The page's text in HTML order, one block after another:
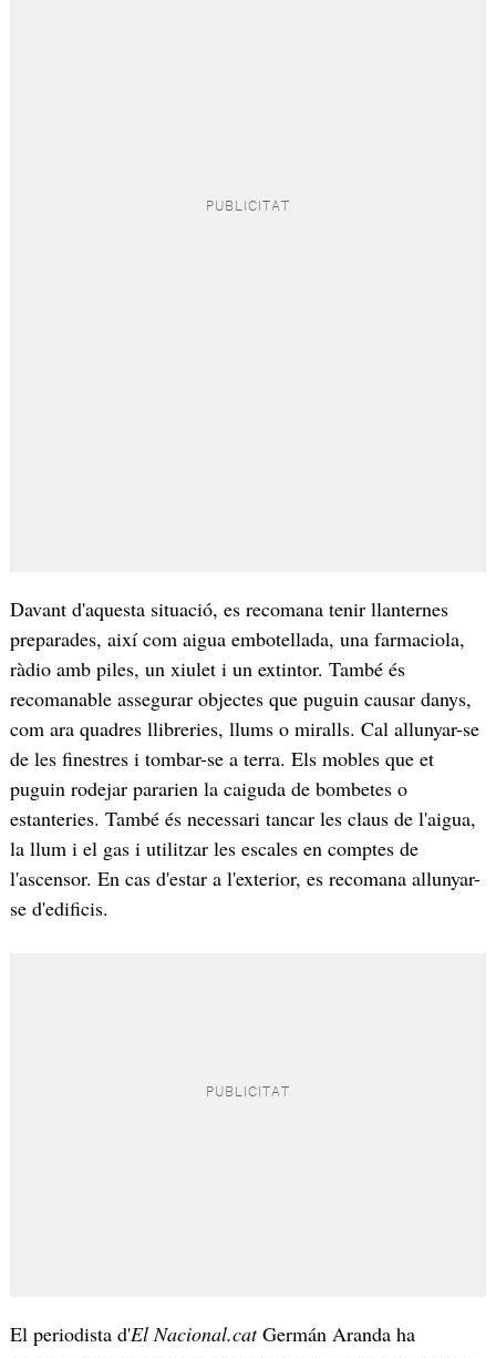
Davant d'aquesta situació, es recomana tenir llanternes
preparades, així com aigua embotellada, una farmaciola,
ràdio amb piles, un xiulet i un extintor. També és
recomanable assegurar objectes que puguin causar danys,
com ara quadres llibreries, llums o miralls. Cal allunyar-se
de les finestres i tombar-se a terra. Els mobles que et
puguin rodejar pararien la caiguda de bombetes o
estanteries. També és necessari tancar les claus de l'aigua,
la llum i el gas i utilitzar les escales en comptes de
l'ascensor. En cas d'estar a l'exterior, es recomana allunyar-
se d'edificis.
El periodista d'El Nacional.catGermán Aranda ha